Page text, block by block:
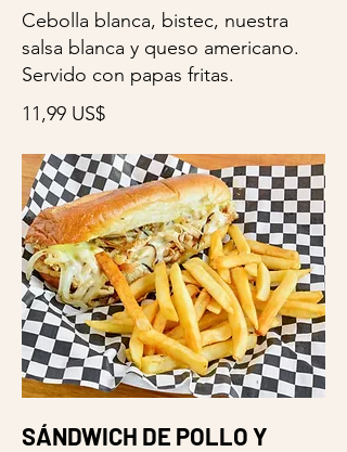
Cebolla blanca, bistec, nuestra
salsa blanca y queso americano.
Servido con papas fritas.
11,99 US$
SÁNDWICH DE POLLO Y